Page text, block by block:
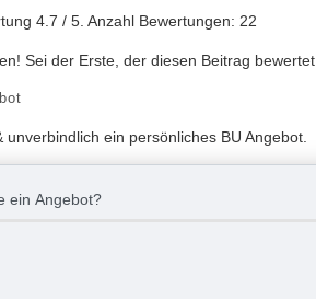
4.7 / 5. Anzahl Bewertungen: 22
Sei der Erste, der diesen Beitrag
unverbindlich ein persönliches BU Angebot.
ein Angebot?